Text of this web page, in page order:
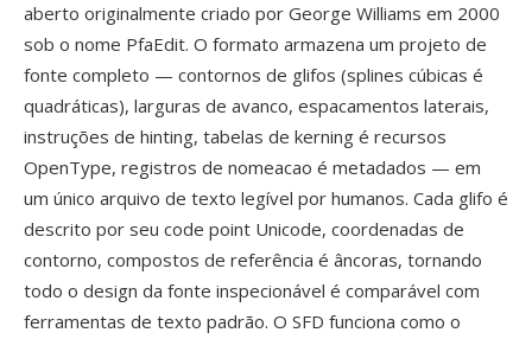
aberto originalmente criado por George Williams em 2000
sob o nome PfaEdit. O formato armazena um projeto de
fonte completo — contornos de glifos (splines cúbicas é
quadráticas), larguras de avanco, espacamentos laterais,
instruções de hinting, tabelas de kerning é recursos
OpenType, registros de nomeacao é metadados — em
um único arquivo de texto legível por humanos. Cada glifo é
descrito por seu code point Unicode, coordenadas de
contorno, compostos de referência é âncoras, tornando
todo o design da fonte inspecionável é comparável com
ferramentas de texto padrão. O SFD funciona como o